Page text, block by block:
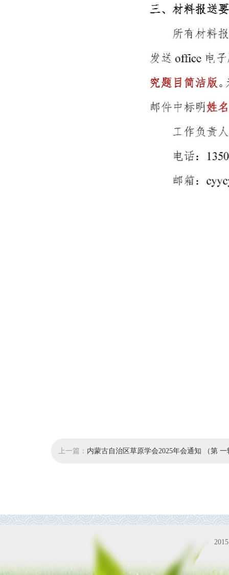
上一篇： 内蒙古自治区草原学会2025年会通知 （第 一